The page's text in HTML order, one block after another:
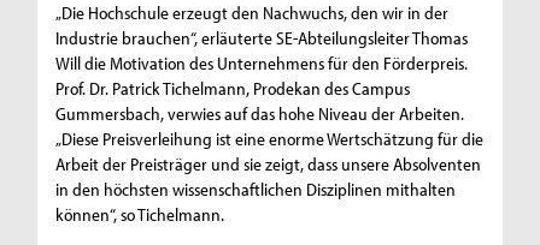
„Die Hochschule erzeugt den Nachwuchs, den wir in der
Industrie brauchen“, erläuterte SE-Abteilungsleiter Thomas
Will die Motivation des Unternehmens für den Förderpreis.
Prof. Dr. Patrick Tichelmann, Prodekan des Campus
Gummersbach, verwies auf das hohe Niveau der Arbeiten.
„Diese Preisverleihung ist eine enorme Wertschätzung für die
Arbeit der Preisträger und sie zeigt, dass unsere Absolventen
in den höchsten wissenschaftlichen Disziplinen mithalten
können“, so Tichelmann.